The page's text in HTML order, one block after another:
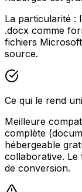
La particularité :
.docx comme
fichiers
source.
Ce qui le rend
Meilleure
complète
hébergeable
collaborative. Le
de conversion.